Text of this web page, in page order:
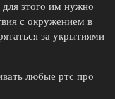
этого им нужно
с окружением в
за укрытиями
любые ртс про